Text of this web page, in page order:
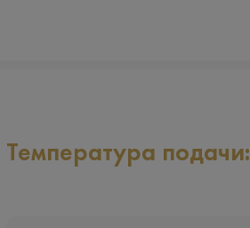
Температура подачи: